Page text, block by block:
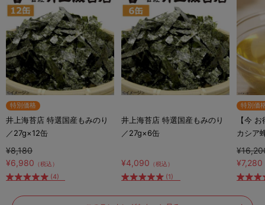
特別価格
井上海苔店 特選国産もみのり
／27g×12缶
¥8,180
¥6,980 （税込）
(4)
井上海苔店 特選国産もみのり
／27g×6缶
¥4,090 （税込）
(1)
特別価
【今
カシア
シア蜂
ト付き
¥7,280